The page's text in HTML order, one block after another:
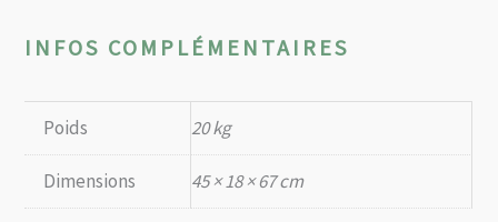
INFOS COMPLÉMENTAIRES
Poids 20 kg
Dimensions 45 × 18 × 67 cm